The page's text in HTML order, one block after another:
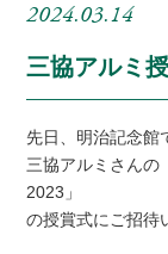
2024.03.14
三協アルミ
先日、明治記念館
三協アルミさんの
2023」
の授賞式にご招待